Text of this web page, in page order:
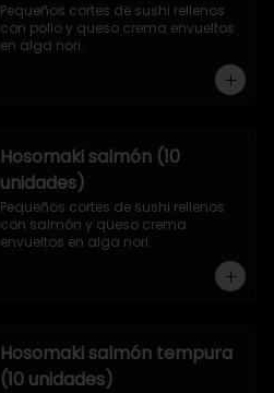
Pequeños cortes de sushi rellenos
con pollo y queso crema envueltos
en alga nori.
Hosomaki salmón (10
unidades)
Pequeños cortes de sushi rellenos
con salmón y queso crema
envueltos en alga nori.
Hosomaki salmón tempura
(10 unidades)